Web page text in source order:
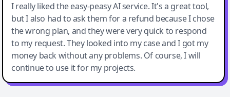
I really liked the easy-peasy AI service. It's a great tool,
but I also had to ask them for a refund because I chose
the wrong plan, and they were very quick to respond
to my request. They looked into my case and I got my
money back without any problems. Of course, I will
continue to use it for my projects.